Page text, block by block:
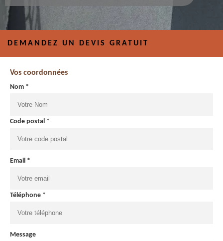
DEMANDEZ UN DEVIS GRATUIT
Vos coordonnées
Nom *
Code postal *
Email *
Téléphone *
Message